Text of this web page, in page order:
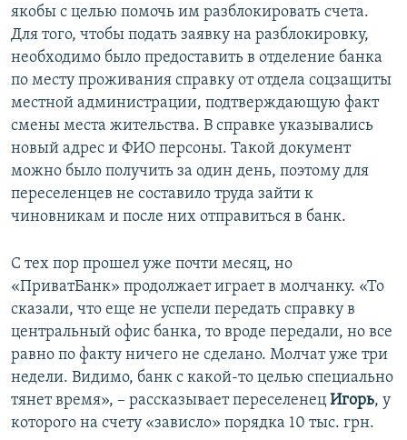
якобы с целью помочь им разблокировать счета.
Для того, чтобы подать заявку на разблокировку,
необходимо было предоставить в отделение банка
по месту проживания справку от отдела соцзащиты
местной администрации, подтверждающую факт
смены места жительства. В справке указывались
новый адрес и ФИО персоны. Такой документ
можно было получить за один день, поэтому для
переселенцев не составило труда зайти к
чиновникам и после них отправиться в банк.
С тех пор прошел уже почти месяц, но
«ПриватБанк» продолжает играет в молчанку. «То
сказали, что еще не успели передать справку в
центральный офис банка, то вроде передали, но все
равно по факту ничего не сделано. Молчат уже три
недели. Видимо, банк с какой-то целью специально
тянет время», – рассказывает переселенец Игорь, у
которого на счету «зависло» порядка 10 тыс. грн.